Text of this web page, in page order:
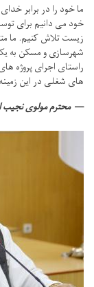
ما خود را در برابر
خود می دانیم برای
زیست تلاش کنیم. ما
شهرسازی و مسکن به یک
راستای اجرای پروژه
های شغلی در این
محترم مولوی نجیب